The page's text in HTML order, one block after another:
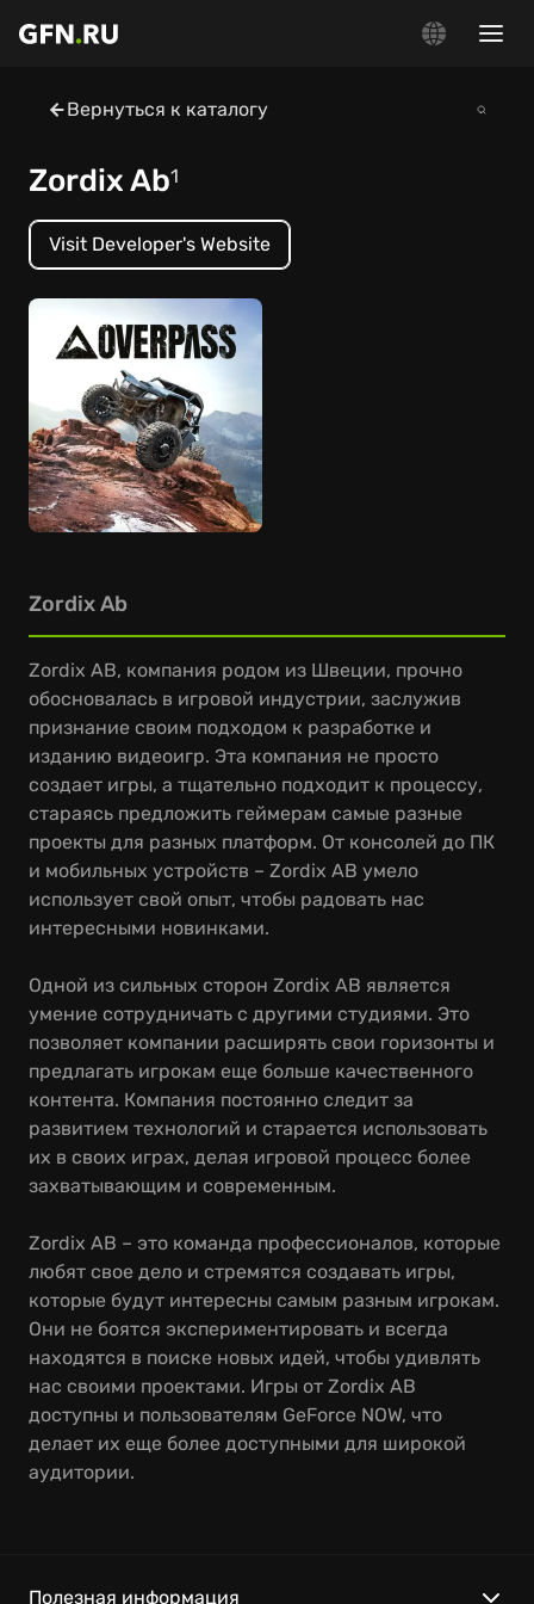
Вернуться к каталогу
Zordix Ab1
Visit Developer's Website
Zordix Ab
Zordix AB, компания родом из Швеции, прочно
обосновалась в игровой индустрии, заслужив
признание своим подходом к разработке и
изданию видеоигр. Эта компания не просто
создает игры, а тщательно подходит к процессу,
стараясь предложить геймерам самые разные
проекты для разных платформ. От консолей до ПК
и мобильных устройств – Zordix AB умело
использует свой опыт, чтобы радовать нас
интересными новинками.
Одной из сильных сторон Zordix AB является
умение сотрудничать с другими студиями. Это
позволяет компании расширять свои горизонты и
предлагать игрокам еще больше качественного
контента. Компания постоянно следит за
развитием технологий и старается использовать
их в своих играх, делая игровой процесс более
захватывающим и современным.
Zordix AB – это команда профессионалов, которые
любят свое дело и стремятся создавать игры,
которые будут интересны самым разным игрокам.
Они не боятся экспериментировать и всегда
находятся в поиске новых идей, чтобы удивлять
нас своими проектами. Игры от Zordix AB
доступны и пользователям GeForce NOW, что
делает их еще более доступными для широкой
аудитории.
Полезная информация